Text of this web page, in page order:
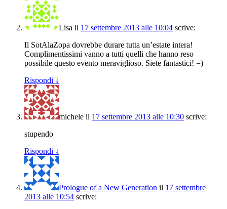
Lisa il 17 settembre 2013 alle 10:04 scrive:
Il SotAlaZopa dovrebbe durare tutta un’estate intera!
Complimentissimi vanno a tutti quelli che hanno reso
possibile questo evento meraviglioso. Siete fantastici! =)
Rispondi ↓
michele il 17 settembre 2013 alle 10:30 scrive:
stupendo
Rispondi ↓
Prologue of a New Generation il 17 settembre
2013 alle 10:54 scrive: